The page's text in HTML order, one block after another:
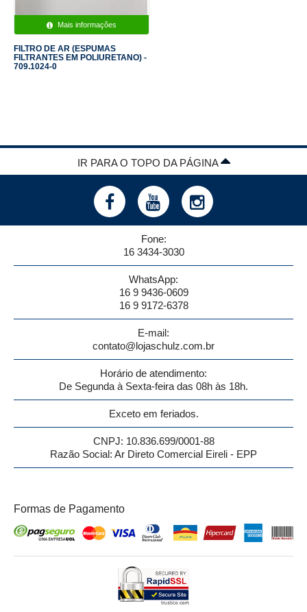
Mais informações
FILTRO DE AR (ESPUMAS
FILTRANTES EM POLIURETANO) -
709.1024-0
IR PARA O TOPO DA PÁGINA
Fone:
16 3434-3030
WhatsApp:
16 9 9436-0609
16 9 9172-6378
E-mail:
contato@lojaschulz.com.br
Horário de atendimento:
De Segunda à Sexta-feira das 08h às 18h.
Exceto em feriados.
CNPJ: 10.836.699/0001-88
Razão Social: Ar Direto Comercial Eireli - EPP
Formas de Pagamento